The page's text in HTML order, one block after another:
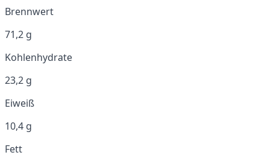
Brennwert
71,2 g
Kohlenhydrate
23,2 g
Eiweiß
10,4 g
Fett